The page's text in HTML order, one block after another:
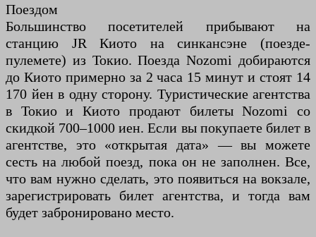
Поездом
Большинство посетителей прибывают на
станцию JR Киото на синкансэне (поезде-
пулемете) из Токио. Поезда Nozomi добираются
до Киото примерно за 2 часа 15 минут и стоят 14
170 йен в одну сторону. Туристические агентства
в Токио и Киото продают билеты Nozomi со
скидкой 700–1000 иен. Если вы покупаете билет в
агентстве, это «открытая дата» — вы можете
сесть на любой поезд, пока он не заполнен. Все,
что вам нужно сделать, это появиться на вокзале,
зарегистрировать билет агентства, и тогда вам
будет забронировано место.